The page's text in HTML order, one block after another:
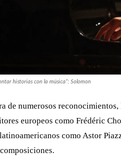
historias con la música”: Solomon
de numerosos
europeos como Frédéric
como Astor